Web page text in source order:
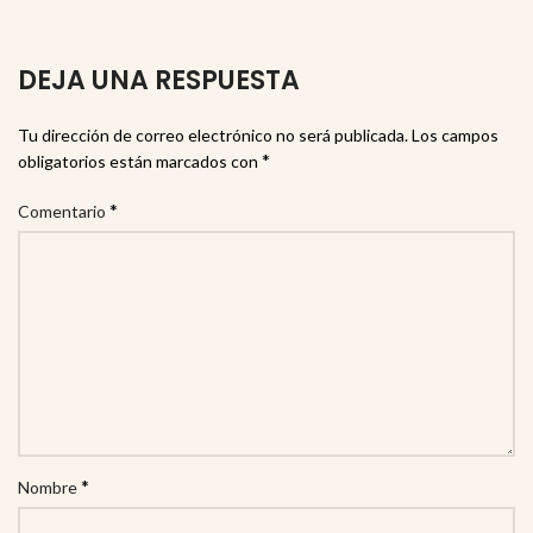
DEJA UNA RESPUESTA
Tu dirección de correo electrónico no será publicada.Los campos
obligatorios están marcados con *
Comentario *
Nombre*